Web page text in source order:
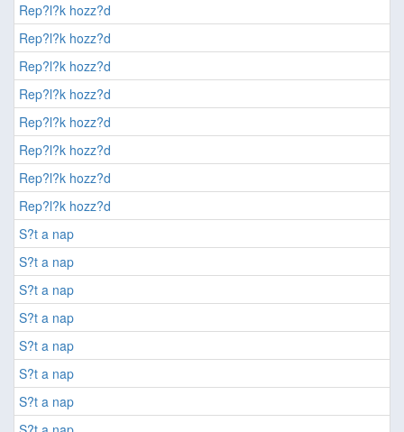
Rep?l?k hozz?d
Rep?l?k hozz?d
Rep?l?k hozz?d
Rep?l?k hozz?d
Rep?l?k hozz?d
Rep?l?k hozz?d
Rep?l?k hozz?d
Rep?l?k hozz?d
S?t a nap
S?t a nap
S?t a nap
S?t a nap
S?t a nap
S?t a nap
S?t a nap